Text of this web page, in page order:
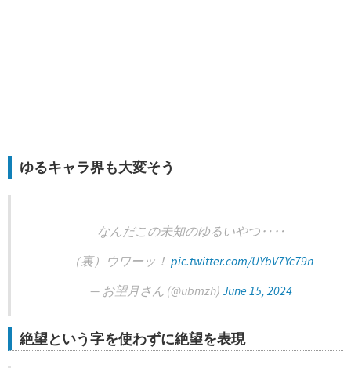
ゆるキャラ界も大変そう
なんだこの未知のゆるいやつ‥‥
（裏）ウワーッ！ pic.twitter.com/UYbV7Yc79n
— お望月さん (@ubmzh) June 15, 2024
絶望という字を使わずに絶望を表現